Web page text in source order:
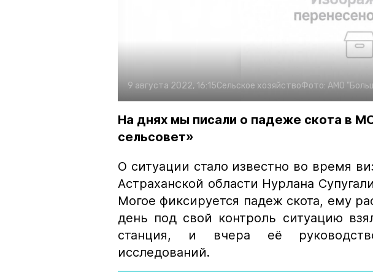
9 августа 2022, 16:15Сельское хозяйствоФото: АМО
На днях мы писали о падеже скота в
сельсовет»
О ситуации стало известно во время
Астраханской области Нурлана
Могое фиксируется падеж скота, ему
день под свой контроль ситуацию
станция, и вчера её
исследований.